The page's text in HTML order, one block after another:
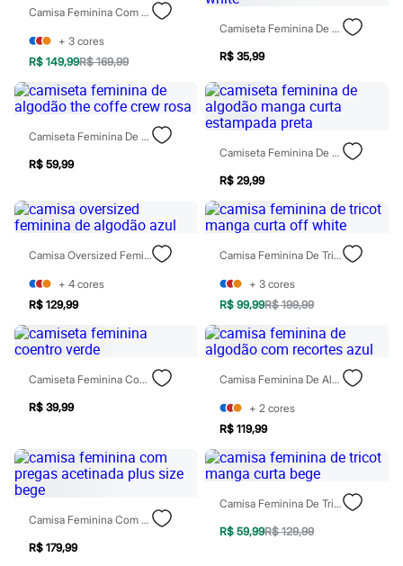
Casacos e Jaquetas
Moda esportiva
Shorts e Bermudas
Infantil
Em alta
Arrumadinho para os meninos
Romântico para as meninas
Inverno
Novidades
0 a 24 meses
1 a 5 anos
4 a 12 anos
10 a 16 anos
0 a 24 meses
1 a 5 anos
10 a 16 anos
Acessórios
Bolsas e Mochilas
Chapéus
Calçados
Chinelos
Pantufas
Rasteirinhas
Sandálias
Tênis
Diversão
Marcas
Camisa Feminina Com Linho Manga Longa Marrom
+ 3 cores
R$ 149,99R$ 169,99
Camiseta Feminina De Algodão Estampada Off White
R$ 35,99
Camiseta Feminina De Algodão The Coffe Crew Rosa
R$ 59,99
Camiseta Feminina De Algodão Manga Curta Estampada Preta
R$ 29,99
Camisa Oversized Feminina De Algodão Azul
+ 4 cores
R$ 129,99
Camisa Feminina De Tricot Manga Curta Off White
+ 3 cores
R$ 99,99R$ 199,99
Camiseta Feminina Coentro Verde
R$ 39,99
Camisa Feminina De Algodão Com Recortes Azul
+ 2 cores
R$ 119,99
Camisa Feminina Com Pregas Acetinada Plus Size Bege
R$ 179,99
Camisa Feminina De Tricot Manga Curta Bege
R$ 59,99R$ 129,99